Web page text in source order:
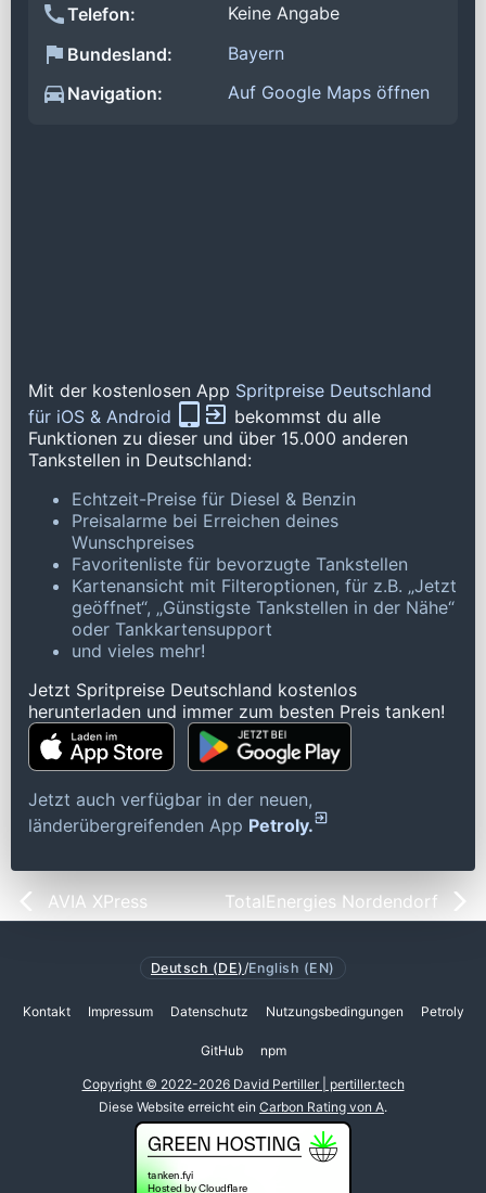
Telefon:
Keine Angabe
Bundesland:
Bayern
Navigation:
Auf Google Maps öffnen
Mit der kostenlosen App Spritpreise Deutschland
für iOS & Android
bekommst du alle
Funktionen zu dieser und über 15.000 anderen
Tankstellen in Deutschland:
Echtzeit-Preise für Diesel & Benzin
Preisalarme bei Erreichen deines
Wunschpreises
Favoritenliste für bevorzugte Tankstellen
Kartenansicht mit Filteroptionen, für z.B. „Jetzt
geöffnet“, „Günstigste Tankstellen in der Nähe“
oder Tankkartensupport
und vieles mehr!
Jetzt Spritpreise Deutschland kostenlos
herunterladen und immer zum besten Preis tanken!
Jetzt auch verfügbar in der neuen,
länderübergreifenden App Petroly.
AVIA XPress TotalEnergies Nordendorf
Deutsch (DE) /English (EN)
Kontakt Impressum Datenschutz Nutzungsbedingungen Petroly
GitHub npm
Copyright © 2022-2026 David Pertiller | pertiller.tech
Diese Website erreicht ein Carbon Rating von A.